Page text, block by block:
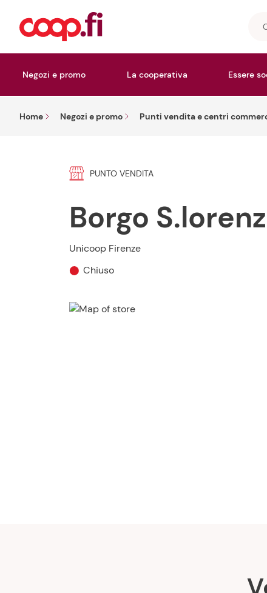
stai
Negozi e promo La cooperativa Essere
Home Negozi e promo Punti vendita e centri
PUNTO VENDITA
Borgo
Unicoop Firenze
Chiuso